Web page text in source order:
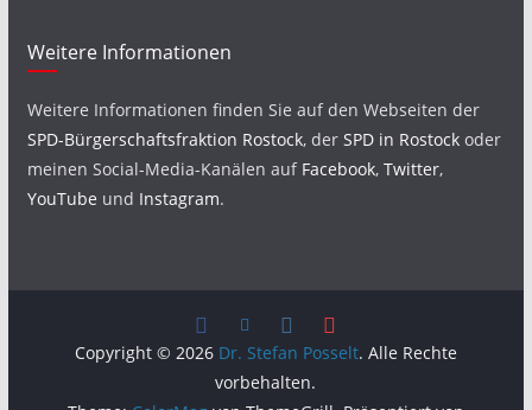
Weitere Informationen
Weitere Informationen finden Sie auf den Webseiten der
SPD-Bürgerschaftsfraktion Rostock, der SPD in Rostockoder
meinen Social-Media-Kanälen auf Facebook, Twitter,
YouTube und Instagram.
Copyright © 2026 Dr. Stefan Posselt. Alle Rechte
vorbehalten.